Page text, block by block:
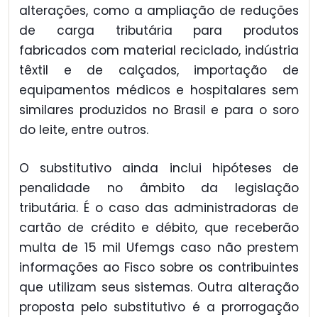
alterações, como a ampliação de reduções
de carga tributária para produtos
fabricados com material reciclado, indústria
têxtil e de calçados, importação de
equipamentos médicos e hospitalares sem
similares produzidos no Brasil e para o soro
do leite, entre outros.
O substitutivo ainda inclui hipóteses de
penalidade no âmbito da legislação
tributária. É o caso das administradoras de
cartão de crédito e débito, que receberão
multa de 15 mil Ufemgs caso não prestem
informações ao Fisco sobre os contribuintes
que utilizam seus sistemas. Outra alteração
proposta pelo substitutivo é a prorrogação